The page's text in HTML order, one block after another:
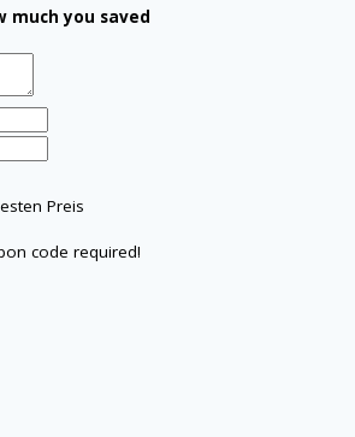
much you saved
Preis
code required!